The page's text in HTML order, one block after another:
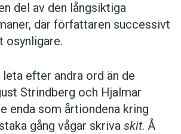
del av den långsiktiga
där författaren successivt
osynligare.
leta efter andra ord än de
Strindberg och Hjalmar
enda som årtiondena kring
gång vågar skriva skit. Å